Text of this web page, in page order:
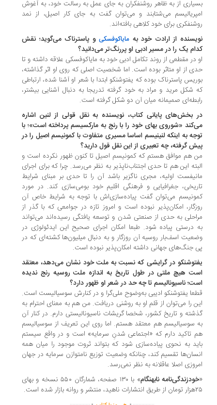
از به ظاهر روشنفکران به جای عمل به رسالت خود، به آغوش
می‌شتابند و می‌توان گفت به جای کار اصیل، از نمد
برای خود کلاهی بافته‌اند.
از ارادت خود بهمایاکوفسکیو پاسترناک می‌گوید؛ نقش
یک را در مسیر ادبی او پررنگ‌تر می‌دانید؟
در مقطعی از روند تکامل ادبی خود به مایاکوفسکی علاقه داشته و تا
از او متاثر بوده است. اما شخصیت اصلی که روی او اثر گذاشته،
پاسترناک بوده که یفتوشنکو ابتدا با شعر او آشنا شده، ارتباطی
شکل مرید و مراد به خود گرفته تدریجا به دنبال آشنایی بیشتر،
صمیمانه میان آن دو شکل گرفته است.
بخش‌های پایانی کتاب، نویسنده به نقل قولی از لنین اشاره
«شوروی بهای خود را با رنج به مارکسیسم پرداخته است»؛ با
به اینکه لنینیسم اساسا مسیری متفاوت با کمونیسم اصیل را در
گرفته، چه تعبیری از این نقل قول دارید؟
هم موافق هستم که کمونیسم اصیل تا کنون ظهور نکرده است و
این هم تا حدی اجتناب‌ناپذیر به نظر می‌رسد. چرا که برای اجرای
اولیه، مجری ناگزیر باشد آن را تا حدی بر مبنای شرایط
جغرافیایی و فرهنگی اقلیم خود بومی‌سازی کند. در مورد
می‌توان گفت پیاده‌سازی‌اش با توجه به شرایط خاص آن
امکان‌پذیر نبوده است و امروز تازه در جوامعی که با گذر از
به حدی از صنعتی شدن و توسعه یافتگی رسیده‌اند می‌تواند
درستی پیاده شود. طبعا امکان اجرای صحیح این ایدئولوژی در
اسف‌بار روسیه آن روزگار و به دنبال میلیون‌ها کشته‌ای که در
جنگ‌های جهانی داشته امکان‌پذیر نبوده است.
در گرایشی که نسبت به ملت خود نشان می‌دهد، معتقد
هیچ ملتی در طول تاریخ به اندازه ملت روسیه رنج ندیده
ناسیونالیسم تا چه حد در شعر او ظهور دارد؟
یفتوشنکو ادیبی به‌وضوح ملی‌گرا و در کنارش سوسیالیست است.
را می‌توان از قلم او به روشنی دریافت. من هم به معنای احترام به
و تاریخ کشور، شخصا گریشات ناسیونالیستی دارم. در کنار آن
سوسیالیسم هم معتقد هستم. اما روی این تعریف از سوسیالیسم
تاکید دارم که «اجتماعی شدنِ سرمایه» است و در واقع سیستم
به نحوی پیاده‌سازی شود که بتواند ثروت موجود را میان همه
تقسیم کند، چنانکه وضعیت توزیع نامتوازن سرمایه در جهان
اصلا عاقلانه به نظر نمی‌رسد.
نابهنگام
» با ۱۳۰ صفحه، شمارگان ۵۵۰ نسخه و بهای
...............
..............